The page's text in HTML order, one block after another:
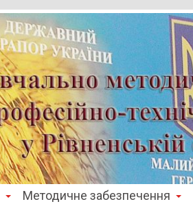
Методичне забезпечення